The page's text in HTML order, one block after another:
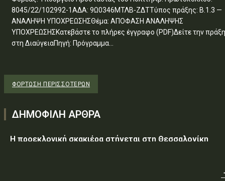
8045/22/102992-1ΑΔΑ: 9Ω0346ΜΤΛΒ-ΖΔΤΤύπος πράξης: Β.1.3 —
ΑΝΑΛΗΨΗ ΥΠΟΧΡΕΩΣΗΣΘέμα: ΑΠΟΦΑΣΗ ΑΝΑΛΗΨΗΣ
ΥΠΟΧΡΕΩΣΗΣΚατεβάστε το πλήρες έγγραφο (PDF)Δείτε την πράξη
στη ΔιαύγειαΠηγή: Πρόγραμμα...
ΦΌΡΤΩΣΗ ΠΕΡΙΣΣΟΤΈΡΩΝ
ΔΗΜΟΦΙΛΗ ΑΡΘΡΑ
Η προεκλογική σκακιέρα στήνεται στη Θεσσαλονίκη
Υεμένη: Στους 58 οι νεκροί, δεκάδες οι τραυματίες από